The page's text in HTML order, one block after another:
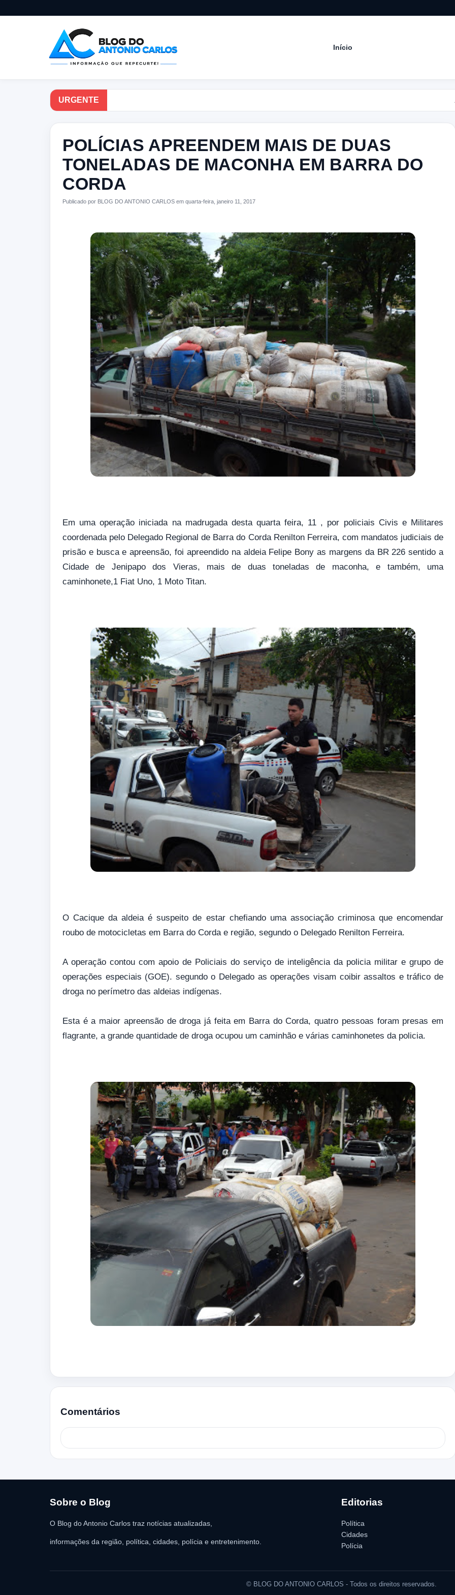
Início
URGENTE
POLÍCIAS APREENDEM MAIS DE DUAS
TONELADAS DE MACONHA EM BARRA DO
CORDA
Publicado por BLOG DO ANTONIO CARLOS em quarta-feira, janeiro 11, 2017
Em uma operação iniciada na madrugada desta quarta feira, 11 , por policiais Civis e Militares
coordenada pelo Delegado Regional de Barra do Corda Renilton Ferreira, com mandatos judiciais de
prisão e busca e apreensão, foi apreendido na aldeia Felipe Bony as margens da BR 226 sentido a
Cidade de Jenipapo dos Vieras, mais de duas toneladas de maconha, e também, uma
caminhonete,1 Fiat Uno, 1 Moto Titan.
O Cacique da aldeia é suspeito de estar chefiando uma associação criminosa que encomendar
roubo de motocicletas em Barra do Corda e região, segundo o Delegado Renilton Ferreira.
A operação contou com apoio de Policiais do serviço de inteligência da policia militar e grupo de
operações especiais (GOE). segundo o Delegado as operações visam coibir assaltos e tráfico de
droga no perímetro das aldeias indígenas.
Esta é a maior apreensão de droga já feita em Barra do Corda, quatro pessoas foram presas em
flagrante, a grande quantidade de droga ocupou um caminhão e várias caminhonetes da policia.
Comentários
Sobre o Blog
O Blog do Antonio Carlos traz notícias atualizadas,
informações da região, política, cidades, polícia e entretenimento.
Editorias
Política
Cidades
Polícia
© BLOG DO ANTONIO CARLOS - Todos os direitos reservados.